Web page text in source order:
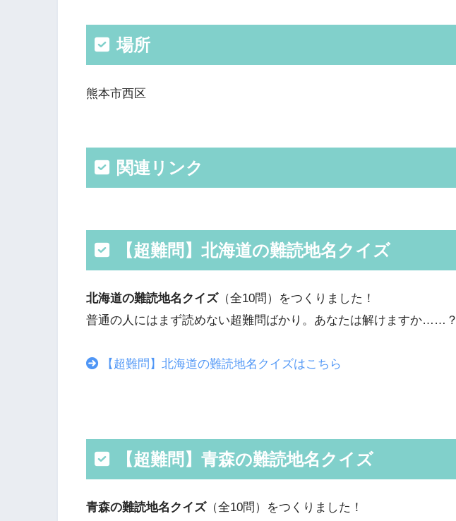
場所
熊本市西区
関連リンク
【超難問】北海道の難読地名クイズ
北海道の難読地名クイズ（全10問）をつくりました！
普通の人にはまず読めない超難問ばかり。あなたは解けますか……？
【超難問】北海道の難読地名クイズはこちら
【超難問】青森の難読地名クイズ
青森の難読地名クイズ（全10問）をつくりました！